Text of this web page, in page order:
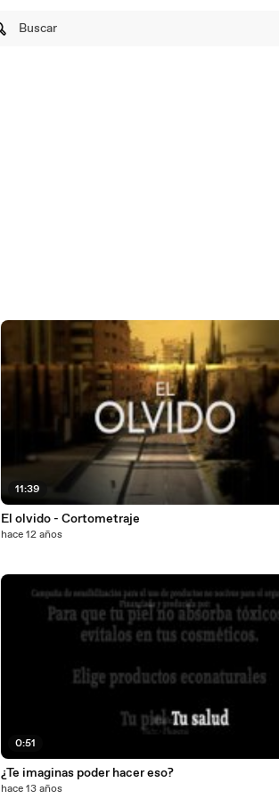
Buscar
11:39
El olvido - Cortometraje
hace 12 años
0:51
¿Te imaginas poder hacer eso?
hace 13 años